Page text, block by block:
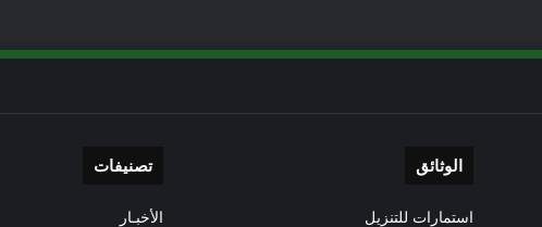
الوثائق
استمارات للتنزيل
تصنيفات
الأخبـار